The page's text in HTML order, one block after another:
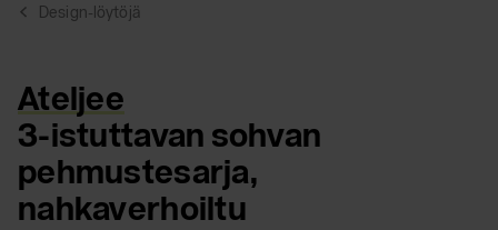
Design-löytöjä
Ateljee
3-istuttavan sohvan
pehmustesarja,
nahkaverhoiltu